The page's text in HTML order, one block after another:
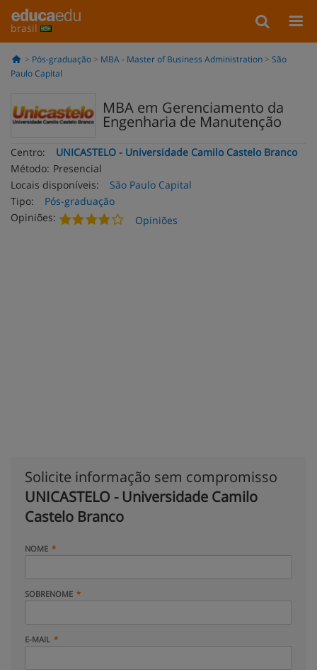
brasil
Pós-graduação MBA - Master of Business Administration
São
Paulo Capital
MBA em Gerenciamento da
Engenharia de Manutenção
Centro:
UNICASTELO - Universidade Camilo Castelo Branco
Método: Presencial
Locais disponíveis:
São Paulo Capital
Tipo:
Pós-graduação
Opiniões:
Opiniões
Solicite informação sem compromisso
UNICASTELO - Universidade Camilo
Castelo Branco
NOME
SOBRENOME
E-MAIL